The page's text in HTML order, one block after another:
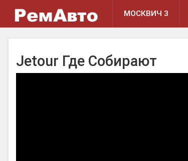
МОСКВИЧ 3
Jetour Где Собирают